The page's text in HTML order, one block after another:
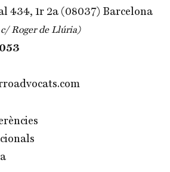
434, 1r 2a (08037) Barcelona
Roger de Llúria)